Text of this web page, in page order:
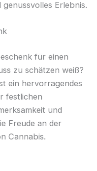
Erlebnis.
für einen
zu schätzen weiß?
ein hervorragendes
festlichen
und
Freude an der
Cannabis.